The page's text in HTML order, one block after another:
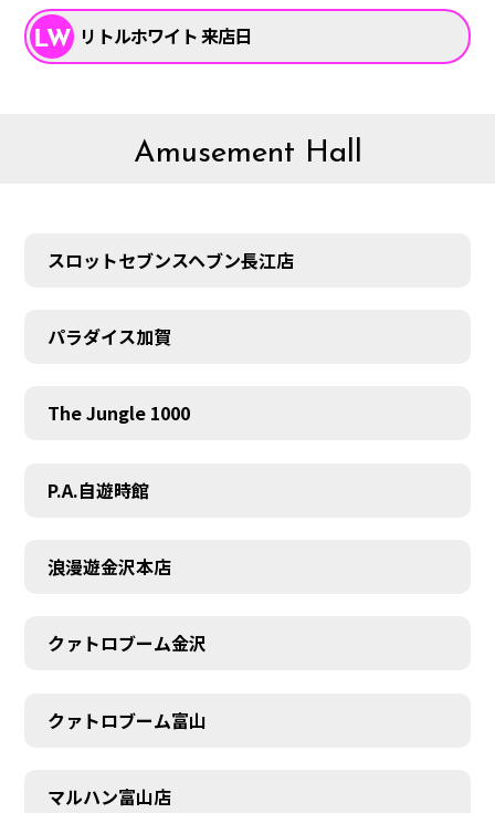
リトルホワイト 来店日
Amusement Hall
スロットセブンスヘブン長江店
パラダイス加賀
The Jungle 1000
P.A.自遊時館
浪漫遊金沢本店
クァトロブーム金沢
クァトロブーム富山
マルハン富山店